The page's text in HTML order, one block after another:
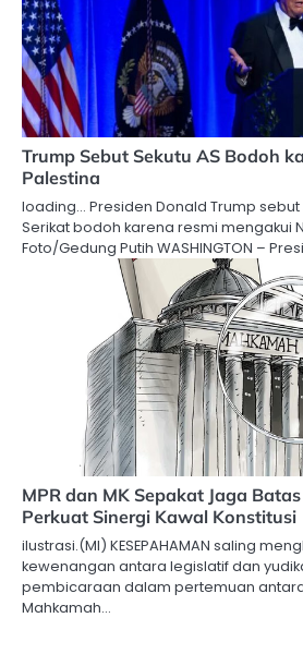
Trump Sebut Sekutu AS Bodoh
Palestina
loading… Presiden Donald Trump
Serikat bodoh karena resmi mengakui
Foto/Gedung Putih WASHINGTON –
MPR dan MK Sepakat Jaga
Perkuat Sinergi Kawal Konstitusi
ilustrasi.(MI) KESEPAHAMAN saling
kewenangan antara legislatif dan
pembicaraan dalam pertemuan antara
Mahkamah…